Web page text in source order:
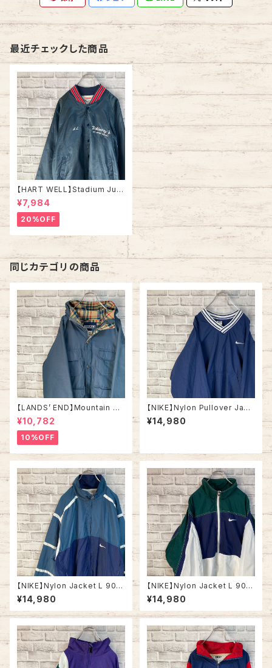
最近チェックした商品
【HART WELL】Stadium Jum
per XL 80s-90s Made in U
SA ナイロン サテン スタジャン
スタジアムジャンパー USA製
企業モノ 刺繍ロゴ リブライン ア
ウター アメリカ USA 古着
¥7,984
20%OFF
同じカテゴリの商品
【LANDS’ END】Mountain Pa
rka L相当 Made in USA 90s
vintage ランズエンド マウンテ
ンパーカー USA製 ヴィンテー
ジ アメリカ USA レトロ 古着
¥10,782
10%OFF
【NIKE】Nylon Pullover Jack
et XL 90s vintage ナイキ カ
レッジロゴ ナイロンプルオーバ
ントロゴ SWOOSH アウター
アメリカ USA 古着
¥14,980
【NIKE】Nylon Jacket L 90s
vintage USA規格 ナイキ 銀タ
グ ナイロンジャケット 切替 刺繍
ロゴ 胸ロゴ ワンポイントロゴ S
古着
¥14,980
【NIKE】Nylon Jacket L 90s
vintage USA規格 ナイキ 銀タ
グ ナイロンジャケット 切替 刺繍
ロゴ 胸ロゴ ワンポイントロゴ S
古着
¥14,980